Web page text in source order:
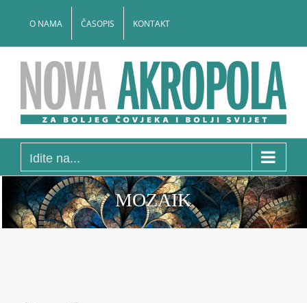
O NAMA ČASOPIS KONTAKT
Idite na...
MOZAIK